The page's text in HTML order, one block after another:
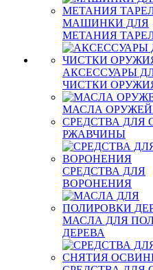
МАШИНКИ ДЛЯ
МЕТАНИЯ
АКСЕССУАРЫ
ЧИСТКИ
МАСЛА
СРЕДСТВА ДЛЯ
РЖАВЧИНЫ
СРЕДСТВА ДЛЯ
ВОРОНЕНИЯ
МАСЛА ДЛЯ
ДЕРЕВА